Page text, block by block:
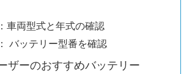
車両型式と年式の確認
バッテリー型番を確認
ザーのおすすめバッテリー